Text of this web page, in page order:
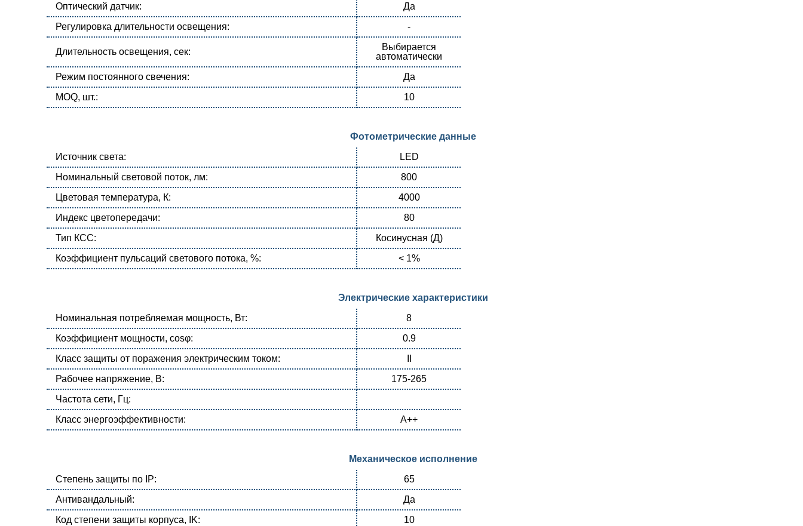
Оптический датчик:
Да
Регулировка длительности освещения:
-
Длительность освещения, сек:
Выбирается
автоматически
Режим постоянного свечения:
Да
MOQ, шт.:
10
Фотометрические данные
Источник света:
LED
Номинальный световой поток, лм:
800
Цветовая температура, К:
4000
Индекс цветопередачи:
80
Тип КСС:
Косинусная (Д)
Коэффициент пульсаций светового потока, %:
< 1%
Электрические характеристики
Номинальная потребляемая мощность, Вт:
8
Коэффициент мощности, cosφ:
0.9
Класс защиты от поражения электрическим током:
Рабочее напряжение, В:
175-265
Частота сети, Гц:
Класс энергоэффективности:
А++
Механическое исполнение
Степень защиты по IP:
65
Антивандальный:
Да
Код степени защиты корпуса, IK:
10